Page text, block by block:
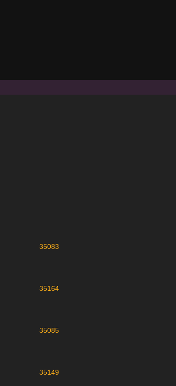
35083
35164
35085
35149